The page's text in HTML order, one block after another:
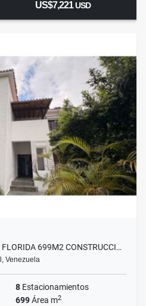
US$7,221USD
699M2 CONSTRUCCI…
Venezuela
8 Estacionamientos
699Área m2